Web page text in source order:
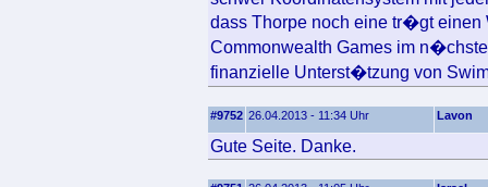
dass Thorpe noch eine tr�gt
Commonwealth Games im
finanzielle Unterst�tzung von
#9752 26.04.2013 - 11:34 Uhr Lavon
Gute Seite. Danke.